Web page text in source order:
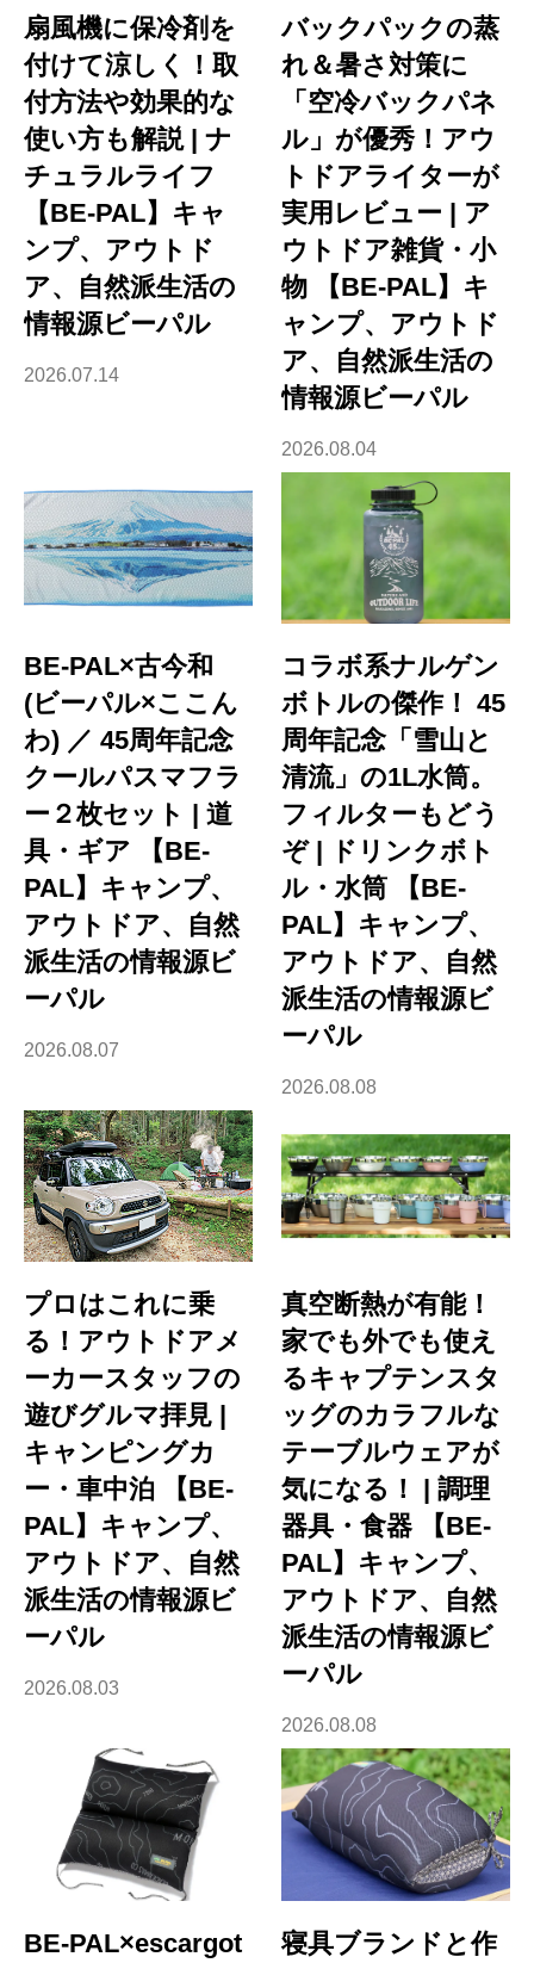
扇風機に保冷剤を
付けて涼しく！取
付方法や効果的な
使い方も解説 | ナ
チュラルライフ
【BE-PAL】キャ
ンプ、アウトド
ア、自然派生活の
情報源ビーパル
2026.07.14
バックパックの蒸
れ＆暑さ対策に
「空冷バックパネ
ル」が優秀！アウ
トドアライターが
実用レビュー | ア
ウトドア雑貨・小
物 【BE-PAL】キ
ャンプ、アウトド
ア、自然派生活の
情報源ビーパル
2026.08.04
BE-PAL×古今和
(ビーパル×ここん
わ) ／ 45周年記念
クールパスマフラ
ー２枚セット | 道
具・ギア 【BE-
PAL】キャンプ、
アウトドア、自然
派生活の情報源ビ
ーパル
2026.08.07
コラボ系ナルゲン
ボトルの傑作！ 45
周年記念「雪山と
清流」の1L水筒。
フィルターもどう
ぞ | ドリンクボト
ル・水筒 【BE-
PAL】キャンプ、
アウトドア、自然
派生活の情報源ビ
ーパル
2026.08.08
プロはこれに乗
る！アウトドアメ
ーカースタッフの
遊びグルマ拝見 |
キャンピングカ
ー・車中泊 【BE-
PAL】キャンプ、
アウトドア、自然
派生活の情報源ビ
ーパル
2026.08.03
真空断熱が有能！
家でも外でも使え
るキャプテンスタ
ッグのカラフルな
テーブルウェアが
気になる！ | 調理
器具・食器 【BE-
PAL】キャンプ、
アウトドア、自然
派生活の情報源ビ
ーパル
2026.08.08
BE-PAL×escargot
寝具ブランドと作